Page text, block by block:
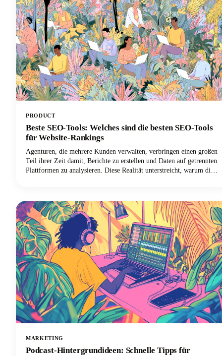
PRODUCT
Beste SEO-Tools: Welches sind die besten SEO-Tools
für Website-Rankings
Agenturen, die mehrere Kunden verwalten, verbringen einen großen
Teil ihrer Zeit damit, Berichte zu erstellen und Daten auf getrennten
Plattformen zu analysieren. Diese Realität unterstreicht, warum die
MARKETING
Podcast-Hintergrundideen: Schnelle Tipps für